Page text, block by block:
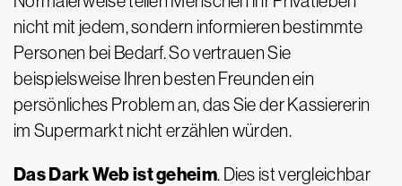
nicht mit jedem, sondern informieren bestimmte
Personen bei Bedarf. So vertrauen Sie
beispielsweise Ihren besten Freunden ein
persönliches Problem an, das Sie der Kassiererin
im Supermarkt nicht erzählen würden.
Das Dark Web ist geheim. Dies ist vergleichbar